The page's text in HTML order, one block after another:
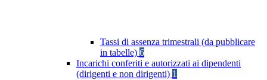
Tassi di assenza trimestrali (da pubblicare
in tabelle) 6
Incarichi conferiti e autorizzati ai dipendenti
(dirigenti e non dirigenti) 1